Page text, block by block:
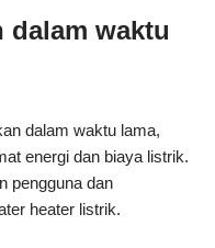
dalam waktu
dalam waktu lama,
energi dan biaya listrik.
pengguna dan
heater listrik.